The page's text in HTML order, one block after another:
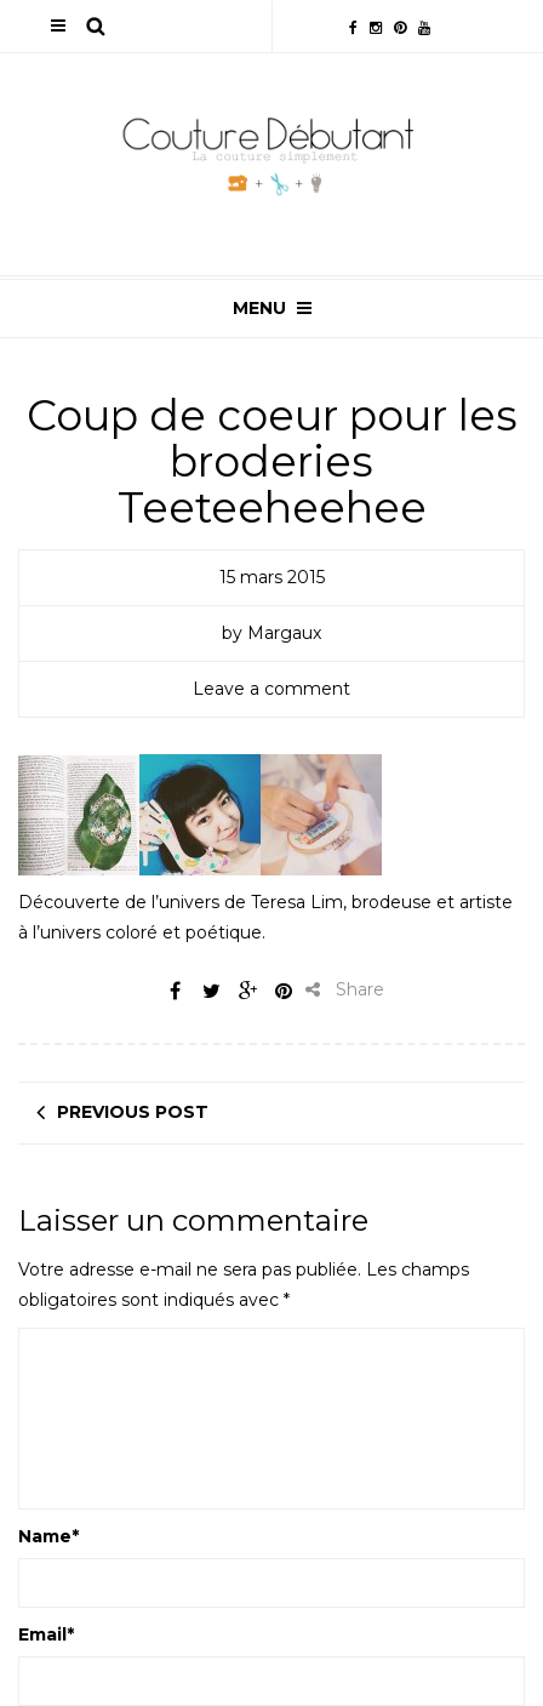
MENU
Coup de coeur pour les
broderies
Teeteeheehee
15 mars 2015
by Margaux
Leave a comment
Découverte de l’univers de Teresa Lim, brodeuse et artiste
à l’univers coloré et poétique.
Share
PREVIOUS POST
Laisser un commentaire
Votre adresse e-mail ne sera pas publiée. Les champs
obligatoires sont indiqués avec *
Name*
Email*